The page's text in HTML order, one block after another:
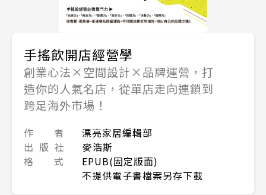
手搖飲開店經營學
創業心法×空間設計×品牌運營，打
造你的人氣名店，從單店走向連鎖到
跨足海外市場！
作 者
漂亮家居編輯部
出 版 社
麥浩斯
格 式
EPUB(固定版面)
不提供電子書檔案另存下載